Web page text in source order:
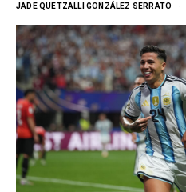
JADE QUETZALLI GONZÁLEZ SERRATO